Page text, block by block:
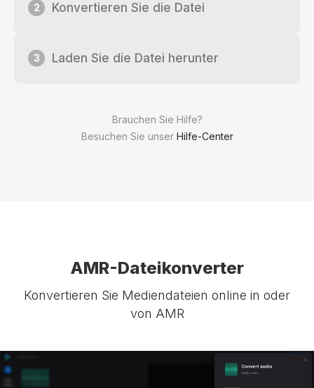
Brauchen Sie Hilfe?
Besuchen Sie unser Hilfe-Center
2 Konvertieren Sie die Datei
3 Laden Sie die Datei herunter
AMR-Dateikonverter
Konvertieren Sie Mediendateien online in oder
von AMR